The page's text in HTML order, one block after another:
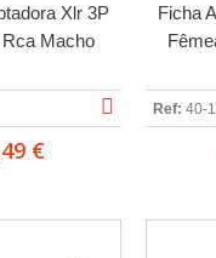
Xlr 3P
Macho
€
Ficha
Ref: 40-